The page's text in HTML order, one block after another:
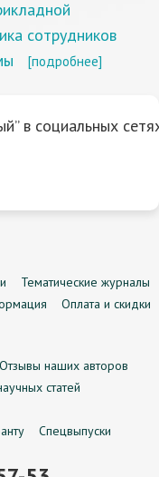
сотрудников
[подробнее]
в социальных
Тематические журналы
Оплата и скидки
Отзывы наших авторов
статей
Спецвыпуски